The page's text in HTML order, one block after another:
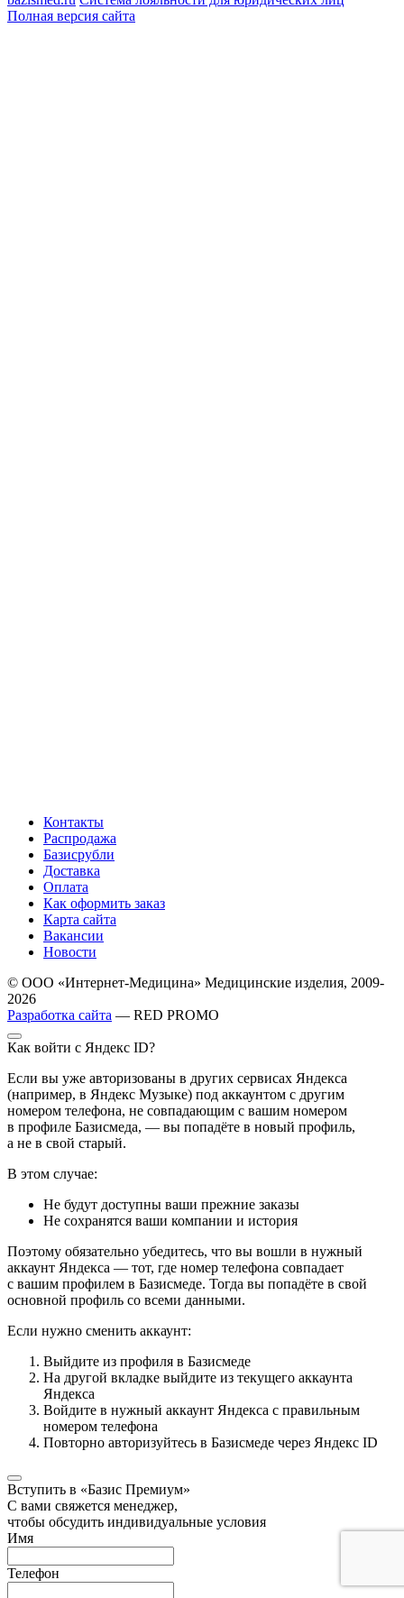
Полная версия сайта
Контакты
Распродажа
Базисрубли
Доставка
Оплата
Как оформить заказ
Карта сайта
Вакансии
Новости
© ООО «Интернет-Медицина» Медицинские изделия, 2009-
2026
Разработка сайта — RED PROMO
Как войти с Яндекс ID?
Если вы уже авторизованы в других сервисах Яндекса
(например, в Яндекс Музыке) под аккаунтом с другим
номером телефона, не совпадающим с вашим номером
в профиле Базисмеда, — вы попадёте в новый профиль,
а не в свой старый.
В этом случае:
Не будут доступны ваши прежние заказы
Не сохранятся ваши компании и история
Поэтому обязательно убедитесь, что вы вошли в нужный
аккаунт Яндекса — тот, где номер телефона совпадает
с вашим профилем в Базисмеде. Тогда вы попадёте в свой
основной профиль со всеми данными.
Если нужно сменить аккаунт:
Выйдите из профиля в Базисмеде
На другой вкладке выйдите из текущего аккаунта
Яндекса
Войдите в нужный аккаунт Яндекса с правильным
номером телефона
Повторно авторизуйтесь в Базисмеде через Яндекс ID
Вступить в «Базис Премиум»
С вами свяжется менеджер,
чтобы обсудить индивидуальные условия
Имя
Телефон